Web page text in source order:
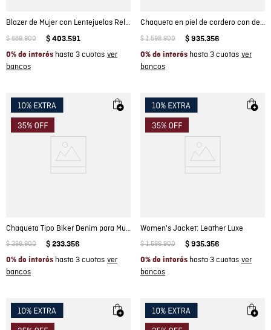
Blazer de Mujer con Lentejuelas Relaxed Fit en Mezcla de Algodón Madres
$ 689.900 $ 403.591
0% de interés hasta 3 cuotas
Chaqueta en piel de cordero con detalles metálicos
$ 1.598.900 $ 935.356
0% de interés hasta 3 cuotas
Chaqueta Tipo Biker Denim para Mujer
$ 398.900 $ 233.356
0% de interés hasta 3 cuotas
Women's Jacket: Leather Luxe
$ 1.598.900 $ 935.356
0% de interés hasta 3 cuotas